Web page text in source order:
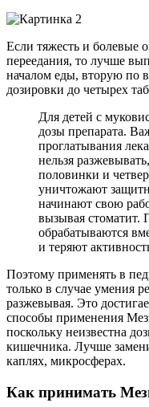
Если тяжесть и болевые
переедания, то лучше
началом еды, вторую по
дозировки до четырех
Для детей с
дозы препарата.
проглатывания
нельзя
половинки и
уничтожают
начинают свою
вызывая стоматит.
обрабатываются
и теряют
Поэтому применять в
только в случае умения
разжевывая. Это
способы применения
поскольку неизвестна
кишечника. Лучше
каплях, микросферах.
Как принимать